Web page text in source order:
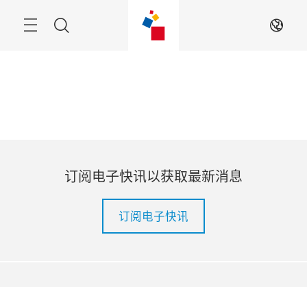
菜
ZH
订阅电子快讯以获取最新消息
订阅电子快讯